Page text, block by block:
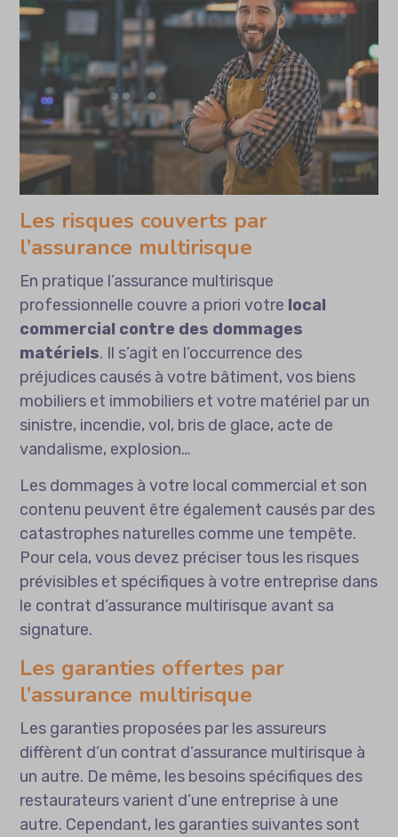
Les risques couverts par
l’assurance multirisque
En pratique l’assurance multirisque
professionnelle couvre a priori votre local
commercial contre des dommages
matériels. Il s’agit en l’occurrence des
préjudices causés à votre bâtiment, vos biens
mobiliers et immobiliers et votre matériel par un
sinistre, incendie, vol, bris de glace, acte de
vandalisme, explosion…
Les dommages à votre local commercial et son
contenu peuvent être également causés par des
catastrophes naturelles comme une tempête.
Pour cela, vous devez préciser tous les risques
prévisibles et spécifiques à votre entreprise dans
le contrat d’assurance multirisque avant sa
signature.
Les garanties offertes par
l’assurance multirisque
Les garanties proposées par les assureurs
diffèrent d’un contrat d’assurance multirisque à
un autre. De même, les besoins spécifiques des
restaurateurs varient d’une entreprise à une
autre. Cependant, les garanties suivantes sont